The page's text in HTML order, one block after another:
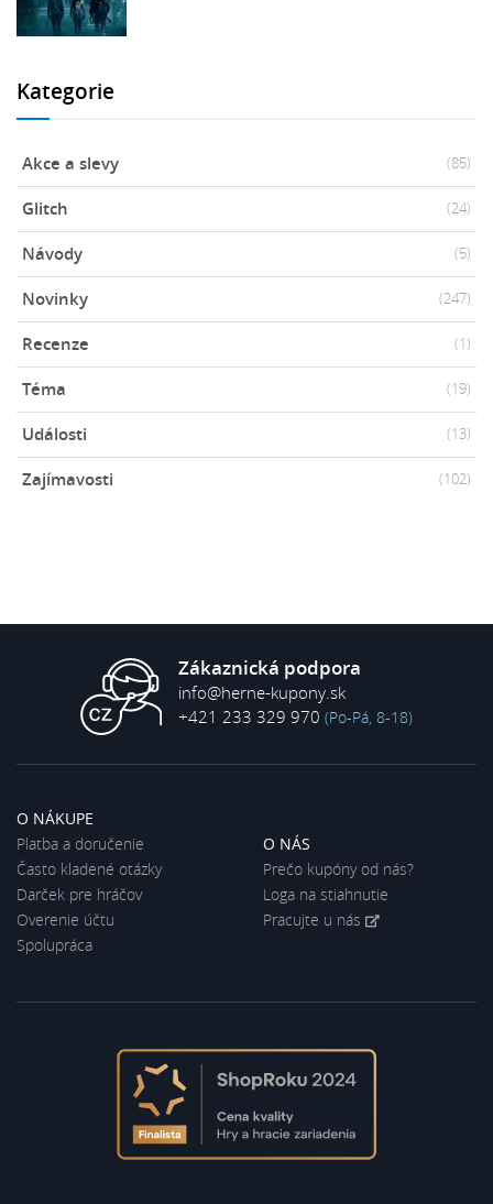
Kategorie
Akce a slevy (85)
Glitch (24)
Návody (5)
Novinky (247)
Recenze (1)
Téma (19)
Události (13)
Zajímavosti (102)
Zákaznická podpora
info@herne-kupony.sk
+421 233 329 970 (Po-Pá, 8-18)
O NÁKUPE
Platba a doručenie
Často kladené otázky
Darček pre hráčov
Overenie účtu
Spolupráca
O NÁS
Prečo kupóny od nás?
Loga na stiahnutie
Pracujte u nás